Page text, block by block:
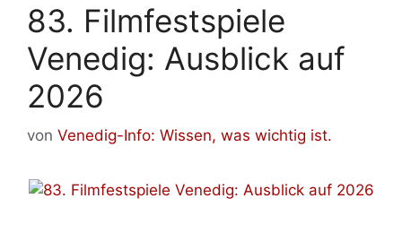
83. Filmfestspiele
Venedig: Ausblick auf
2026
von Venedig-Info: Wissen, was wichtig ist.